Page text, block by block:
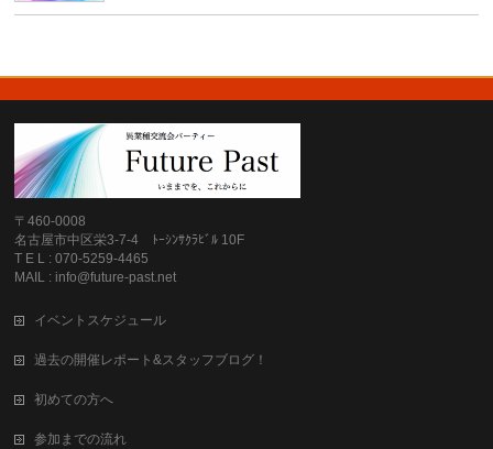
〒460-0008
名古屋市中区栄3-7-4 ﾄｰｼﾝｻｸﾗﾋﾞﾙ 10F
T E L : 070-5259-4465
MAIL : info@future-past.net
イベントスケジュール
過去の開催レポート&スタッフブログ！
初めての方へ
参加までの流れ